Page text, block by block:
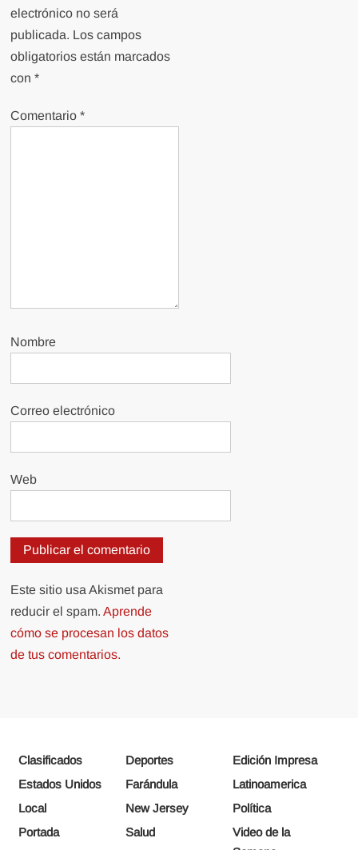
electrónico no será
publicada. Los campos
obligatorios están marcados
con*
Comentario*
Nombre
Correo electrónico
Web
Este sitio usa Akismet para
reducir el spam.Aprende
cómo se procesan los datos
de tus comentarios.
Clasificados Deportes
Edición Impresa
Estados Unidos
Farándula
Latinoamerica
Local
New Jersey
Política
Portada
Salud
Video de la